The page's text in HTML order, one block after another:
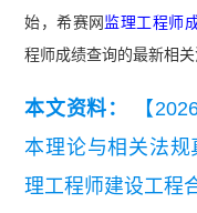
始，希赛网监理工程师
程师成绩查询的最新相
本文资料：
【
本理论与相关法规
理工程师建设工程